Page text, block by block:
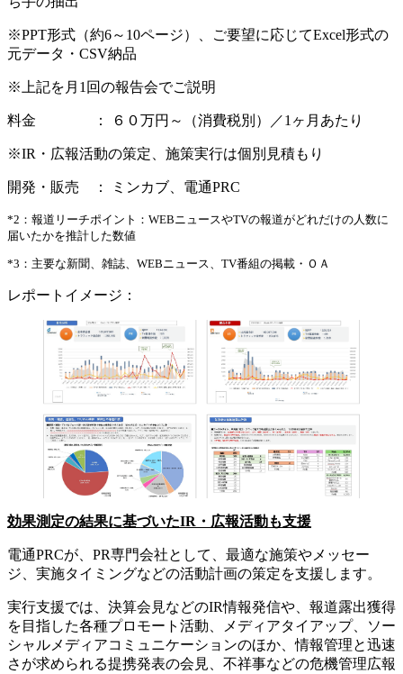
※PPT形式（約6～10ページ）、ご要望に応じてExcel形式の
元データ・CSV納品
※上記を月1回の報告会でご説明
料金 ： ６０万円～（消費税別）／1ヶ月あたり
※IR・広報活動の策定、施策実行は個別見積もり
開発・販売 ： ミンカブ、電通PRC
*2：報道リーチポイント：WEBニュースやTVの報道がどれだけの人数に
届いたかを推計した数値
*3：主要な新聞、雑誌、WEBニュース、TV番組の掲載・ＯＡ
レポートイメージ：
効果測定の結果に基づいたIR・広報活動も支援
電通PRCが、PR専門会社として、最適な施策やメッセー
ジ、実施タイミングなどの活動計画の策定を支援します。
実行支援では、決算会見などのIR情報発信や、報道露出獲得
を目指した各種プロモート活動、メディアタイアップ、ソー
シャルメディアコミュニケーションのほか、情報管理と迅速
さが求められる提携発表の会見、不祥事などの危機管理広報